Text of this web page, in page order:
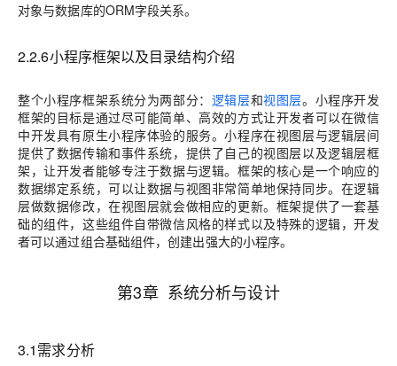
对象与数据库的ORM字段关系。
2.2.6小程序框架以及目录结构介绍
整个小程序框架系统分为两部分： 逻辑层和视图层。小程序开发
框架的目标是通过尽可能简单、高效的方式让开发者可以在微信
中开发具有原生小程序体验的服务。小程序在视图层与逻辑层间
提供了数据传输和事件系统，提供了自己的视图层以及逻辑层框
架，让开发者能够专注于数据与逻辑。框架的核心是一个响应的
数据绑定系统，可以让数据与视图非常简单地保持同步。在逻辑
层做数据修改，在视图层就会做相应的更新。框架提供了一套基
础的组件，这些组件自带微信风格的样式以及特殊的逻辑，开发
者可以通过组合基础组件，创建出强大的小程序。
第3章 系统分析与设计
3.1需求分析